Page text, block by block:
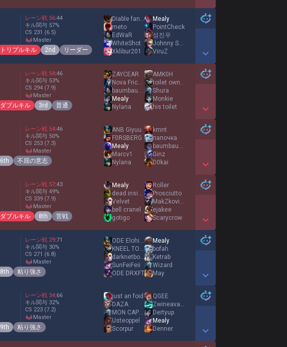
Show More Detail Games
レーン戦 56:44
キル関与 57%
CS 231 (6.5)
master
トリプルキル 2nd リーダー
Diable fangirl
meto
EdWaR
WhiteShot
Xklibur201
Mealy
PointCheck
성진우
Johnny Sack
ViruZ
Show More Detail Games
レーン戦 54:46
キル関与 53%
CS 294 (7.9)
master
ダブルキル 3rd 普通
ZAYCEAR
Nova Frickin
baumbaumbaumi
Mealy
Nylana
AMK0H
toilet owner
Shura
Monkie
his toilet
Show More Detail Games
レーン戦 54:46
キル関与 50%
CS 253 (7.3)
master
6th 不屈の意志
ANB Giyuu
F0RSBERG
Mealy
Marcv1
Nylana
kmnt
папочка
baumbaumbaumi
Ginz
D0kai
Show More Detail Games
レーン戦 57:43
キル関与 49%
CS 339 (7.9)
master
ダブルキル 8th 苦戦
Mealy
dead inside
Velvet
bell cranel
gotigo
Roller
Prosciutto
MakZkovich
ejakee
Scarycrow
Show More Detail Games
レーン戦 29:71
キル関与 30%
CS 271 (6.8)
master
8th 粘り強さ
ODE Elohim
KNEEL TO GREPA
darknetbooty
SunFeiFeii
ODE DRXFT
Mealy
bofah
Ketrab
Wizard
May
Show More Detail Games
レーン戦 34:66
キル関与 32%
CS 223 (7.2)
master
9th 粘り強さ
just an foid
DAZA
MON CAPITAINEEEE
Usteoppel
Scorpur
QGEE
Zwineavalick
Dertyup
Mealy
Denner
Show More Detail Games